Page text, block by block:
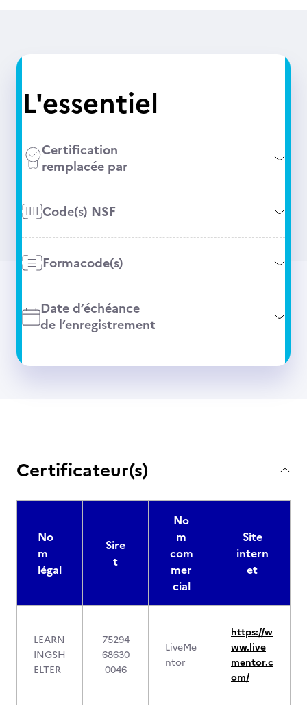
L'essentiel
Certification
remplacée par
Code(s) NSF
Formacode(s)
Date d’échéance
de l’enregistrement
Certificateur(s)
No
m
légal
Sire
t
No
m
com
mer
cial
Site
intern
et
LEARN
INGSH
ELTER
75294
68630
0046
LiveMe
ntor
https://w
ww.live
mentor.c
om/